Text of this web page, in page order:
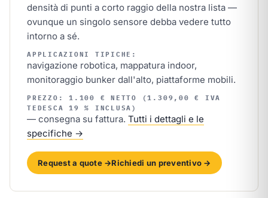
densità di punti a corto raggio della nostra lista —
ovunque un singolo sensore debba vedere tutto
intorno a sé.
APPLICAZIONI TIPICHE:
navigazione robotica, mappatura indoor,
monitoraggio bunker dall'alto, piattaforme mobili.
PREZZO: 1.100 € NETTO (1.309,00 € IVA
TEDESCA 19 % INCLUSA)
— consegna su fattura. Tutti i dettagli e le
specifiche →
Request a quote →Richiedi un preventivo →